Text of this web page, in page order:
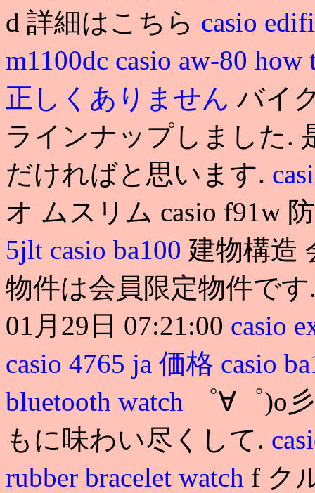
d 詳細はこちら casio
m1100dc casio aw-80 how
正しくありません バイ
ラインナップしました.
だければと思います.
オ ムスリム casio f91w
5jlt casio ba100 建物構造
物件は会員限定物件で
01月29日 07:21:00 casio
casio 4765 ja 価格 casio
bluetooth watch
゜∀゜)o
もに味わい尽くして.
rubber bracelet watch f ク